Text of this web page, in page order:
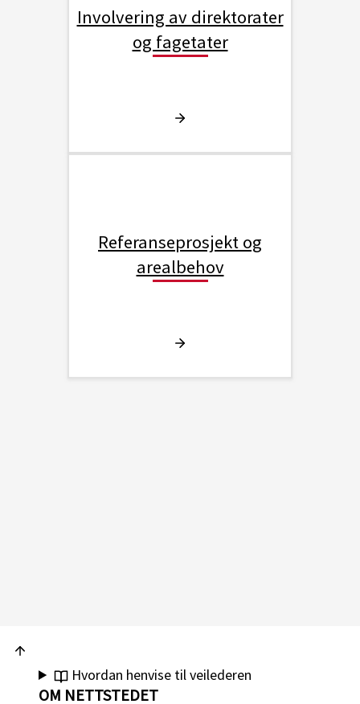
Involvering av direktorater
og fagetater
Referanseprosjekt og
arealbehov
Hvordan henvise til veilederen
OM NETTSTEDET